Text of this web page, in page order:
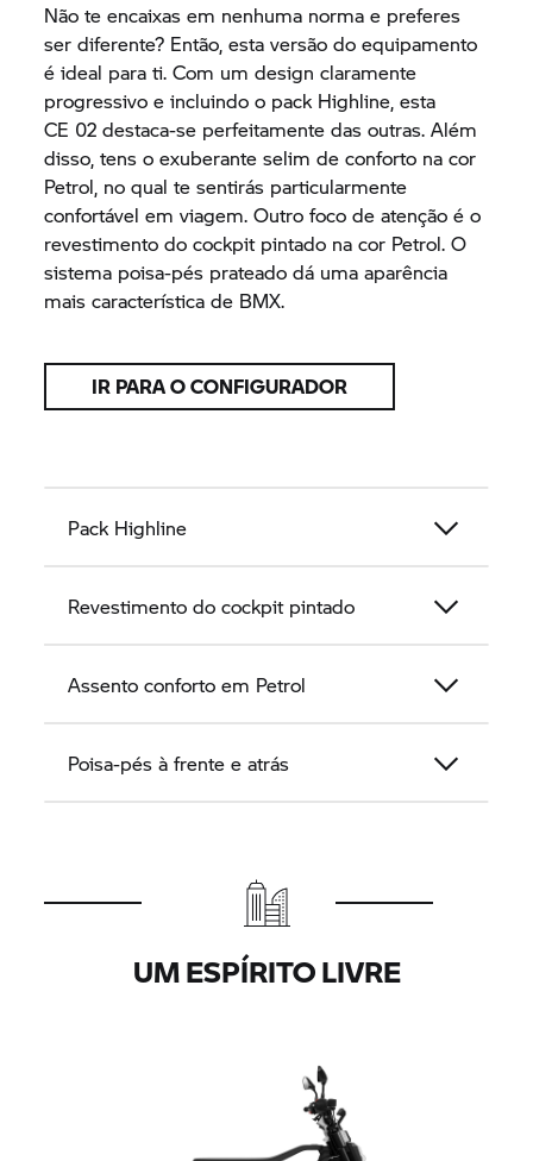
Não te encaixas em nenhuma norma e preferes
ser diferente? Então, esta versão do equipamento
é ideal para ti. Com um design claramente
progressivo e incluindo o pack Highline, esta
CE 02 destaca-se perfeitamente das outras. Além
disso, tens o exuberante selim de conforto na cor
Petrol, no qual te sentirás particularmente
confortável em viagem. Outro foco de atenção é o
revestimento do cockpit pintado na cor Petrol. O
sistema poisa-pés prateado dá uma aparência
mais característica de BMX.
IR PARA O CONFIGURADOR
Pack Highline
Revestimento do cockpit pintado
Assento conforto em Petrol
Poisa-pés à frente e atrás
UM ESPÍRITO LIVRE